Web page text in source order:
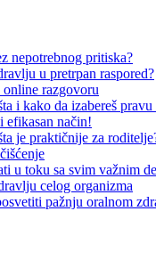
nepotrebnog pritiska?
u pretrpan raspored?
razgovoru
i kako da izabereš
efikasan način!
je praktičnije za
u toku sa svim važnim
celog organizma
pažnju oralnom